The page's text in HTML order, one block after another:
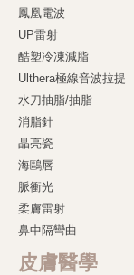
鳳凰電波
UP雷射
酷塑冷凍減脂
Ulthera極線音波拉提
水刀抽脂/抽脂
消脂針
晶亮瓷
海鷗唇
脈衝光
柔膚雷射
鼻中隔彎曲
皮膚醫學